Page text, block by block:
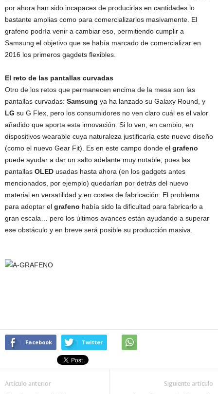
por ahora han sido incapaces de producirlas en cantidades lo
bastante amplias como para comercializarlos masivamente. El
grafeno podría venir a cambiar eso, permitiendo cumplir a
Samsung el objetivo que se había marcado de comercializar en
2016 los primeros gagdets flexibles.
El reto de las pantallas curvadas
Otro de los retos que permanecen encima de la mesa son las
pantallas curvadas: Samsung ya ha lanzado su Galaxy Round, y
LG su G Flex, pero los consumidores no ven claro cuál es el valor
añadido que aporta esta innovación. Si lo ven, en cambio, en
dispositivos wearable cuya naturaleza justificaría este nuevo diseño
(como el nuevo Gear Fit). Es en este campo donde el grafeno
puede ayudar a dar un salto adelante muy notable, pues las
pantallas OLED usadas hasta ahora (en los gadgets antes
mencionados, por ejemplo) quedarían por detrás del nuevo
material en versatilidad y en costes de fabricación. El problema
para adoptar el grafeno había sido la dificultad para fabricarlo a
gran escala… pero los últimos avances están ayudando a superar
ese obstáculo y en breve será posible su producción masiva.
Facebook Twitter
Artículo anterior Siguiente artículo